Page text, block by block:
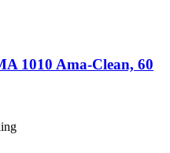
1010 Ama-​Clean, 60